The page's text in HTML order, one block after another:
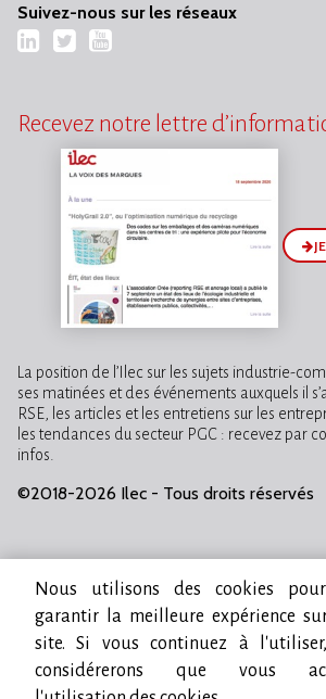
Suivez-nous sur les réseaux
LinkedIn
TwitterYouTube
Recevez notre lettre
La position de l’Ilec sur les sujets industrie-
ses matinées et des événements auxquels il
RSE, les articles et les entretiens sur les
les tendances du secteur PGC : recevez par
infos.
©2018-2026 Ilec - Tous droits réservés
Nous utilisons des cookies
garantir la meilleure expérience
site. Si vous continuez à
considérerons que vous